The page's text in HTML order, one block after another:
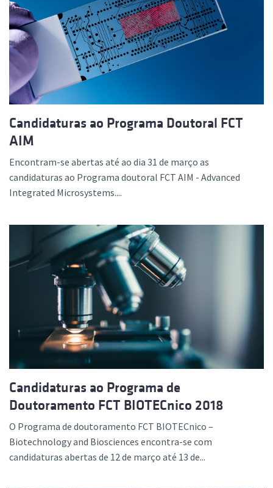
Candidaturas ao Programa Doutoral FCT
AIM
Encontram-se abertas até ao dia 31 de março as
candidaturas ao Programa doutoral FCT AIM - Advanced
Integrated Microsystems....
Candidaturas ao Programa de
Doutoramento FCT BIOTECnico 2018
O Programa de doutoramento FCT BIOTECnico –
Biotechnology and Biosciences encontra-se com
candidaturas abertas de 12 de março até 13 de...